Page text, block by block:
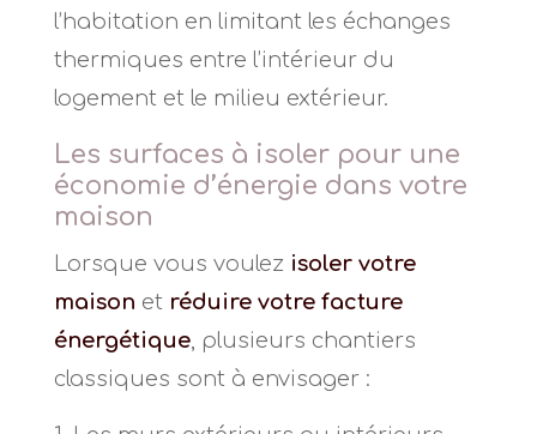
l’habitation en limitant les échanges
thermiques entre l’intérieur du
logement et le milieu extérieur.
Les surfaces à isoler pour une
économie d’énergie dans votre
maison
Lorsque vous voulez isoler votre
maison et réduire votre facture
énergétique, plusieurs chantiers
classiques sont à envisager :